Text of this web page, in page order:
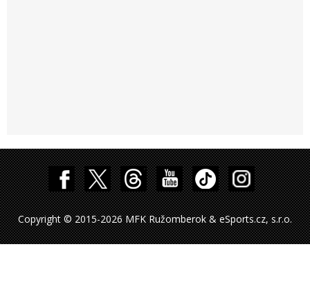
Copyright © 2015-2026 MFK Ružomberok & eSports.cz, s.r.o.